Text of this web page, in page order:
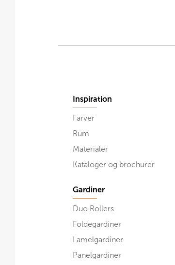
Inspiration
Farver
Rum
Materialer
Kataloger og brochurer
Gardiner
Duo Rollers
Foldegardiner
Lamelgardiner
Panelgardiner